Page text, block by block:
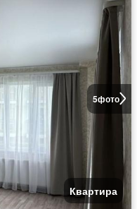
5фото
Квартира